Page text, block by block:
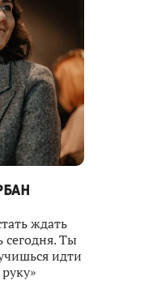
ждать
сегодня. Ты
идти